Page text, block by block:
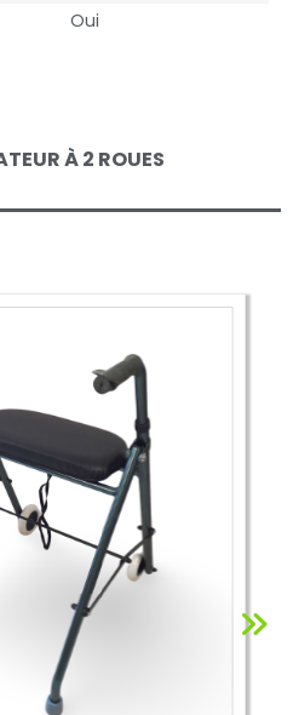
Oui
À 2 ROUES